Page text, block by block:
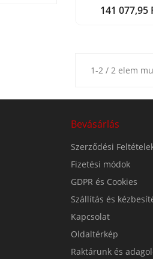
Ár
141 077,95
1-2 / 2 elem
Bevásárlás
Szerződési
Fizetési módok
GDPR és Cookies
Szállítás és
Kapcsolat
Oldaltérkép
Raktárunk és